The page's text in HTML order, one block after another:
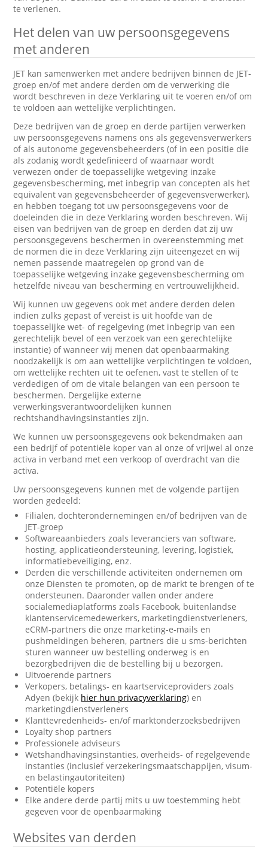
te verlenen.
Het delen van uw persoonsgegevens
met anderen
JET kan samenwerken met andere bedrijven binnen de JET-
groep en/of met andere derden om de verwerking die
wordt beschreven in deze Verklaring uit te voeren en/of om
te voldoen aan wettelijke verplichtingen.
Deze bedrijven van de groep en derde partijen verwerken
uw persoonsgegevens namens ons als gegevensverwerkers
of als autonome gegevensbeheerders (of in een positie die
als zodanig wordt gedefinieerd of waarnaar wordt
verwezen onder de toepasselijke wetgeving inzake
gegevensbescherming, met inbegrip van concepten als het
equivalent van gegevensbeheerder of gegevensverwerker),
en hebben toegang tot uw persoonsgegevens voor de
doeleinden die in deze Verklaring worden beschreven. Wij
eisen van bedrijven van de groep en derden dat zij uw
persoonsgegevens beschermen in overeenstemming met
de normen die in deze Verklaring zijn uiteengezet en wij
nemen passende maatregelen op grond van de
toepasselijke wetgeving inzake gegevensbescherming om
hetzelfde niveau van bescherming en vertrouwelijkheid.
Wij kunnen uw gegevens ook met andere derden delen
indien zulks gepast of vereist is uit hoofde van de
toepasselijke wet- of regelgeving (met inbegrip van een
gerechtelijk bevel of een verzoek van een gerechtelijke
instantie) of wanneer wij menen dat openbaarmaking
noodzakelijk is om aan wettelijke verplichtingen te voldoen,
om wettelijke rechten uit te oefenen, vast te stellen of te
verdedigen of om de vitale belangen van een persoon te
beschermen. Dergelijke externe
verwerkingsverantwoordelijken kunnen
rechtshandhavingsinstanties zijn.
We kunnen uw persoonsgegevens ook bekendmaken aan
een bedrijf of potentiële koper van al onze of vrijwel al onze
activa in verband met een verkoop of overdracht van die
activa.
Uw persoonsgegevens kunnen met de volgende partijen
worden gedeeld:
Filialen, dochterondernemingen en/of bedrijven van de
JET-groep
Softwareaanbieders zoals leveranciers van software,
hosting, applicatieondersteuning, levering, logistiek,
informatiebeveiliging, enz.
Derden die verschillende activiteiten ondernemen om
onze Diensten te promoten, op de markt te brengen of te
ondersteunen. Daaronder vallen onder andere
socialemediaplatforms zoals Facebook, buitenlandse
klantenservicemedewerkers, marketingdienstverleners,
eCRM-partners die onze marketing-e-mails en
pushmeldingen beheren, partners die u sms-berichten
sturen wanneer uw bestelling onderweg is en
bezorgbedrijven die de bestelling bij u bezorgen.
Uitvoerende partners
Verkopers, betalings- en kaartserviceproviders zoals
Adyen (bekijk hier hun privacyverklaring) en
marketingdienstverleners
Klanttevredenheids- en/of marktonderzoeksbedrijven
Loyalty shop partners
Professionele adviseurs
Wetshandhavingsinstanties, overheids- of regelgevende
instanties (inclusief verzekeringsmaatschappijen, visum-
en belastingautoriteiten)
Potentiële kopers
Elke andere derde partij mits u uw toestemming hebt
gegeven voor de openbaarmaking
Websites van derden